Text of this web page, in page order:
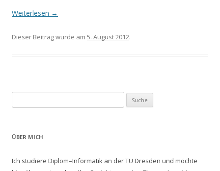
Weiterlesen →
Dieser Beitrag wurde am 5. August 2012.
ÜBER MICH
Ich studiere Diplom–Informatik an der TU Dresden und möchte